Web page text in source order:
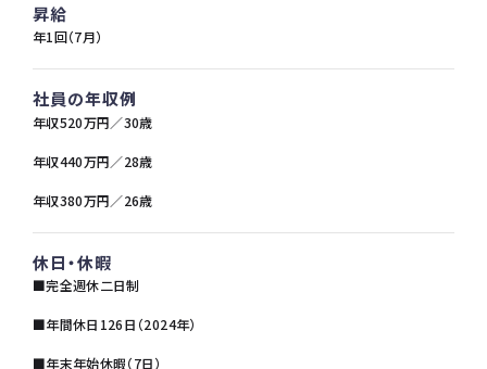
昇給
年1回（7月）
社員の年収例
年収520万円／30歳
年収440万円／28歳
年収380万円／26歳
休日・休暇
■完全週休二日制
■年間休日126日（2024年）
■年末年始休暇（7日）